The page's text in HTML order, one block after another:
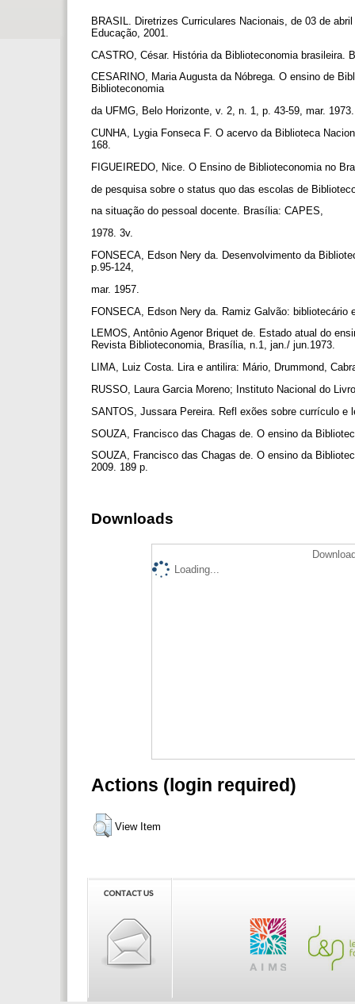
BRASIL. Diretrizes Curriculares Nacionais, de 03 de
Educação, 2001.
CASTRO, César. História da Biblioteconomia brasileira.
CESARINO, Maria Augusta da Nóbrega. O ensino de
Biblioteconomia
da UFMG, Belo Horizonte, v. 2, n. 1, p. 43-59, mar.
CUNHA, Lygia Fonseca F. O acervo da Biblioteca
168.
FIGUEIREDO, Nice. O Ensino de Biblioteconomia no
de pesquisa sobre o status quo das escolas de
na situação do pessoal docente. Brasília: CAPES,
1978. 3v.
FONSECA, Edson Nery da. Desenvolvimento da
p.95-124,
mar. 1957.
FONSECA, Edson Nery da. Ramiz Galvão:
LEMOS, Antônio Agenor Briquet de. Estado atual do
Revista Biblioteconomia, Brasília, n.1, jan./ jun.1973.
LIMA, Luiz Costa. Lira e antilira: Mário, Drummond,
RUSSO, Laura Garcia Moreno; Instituto Nacional do
SANTOS, Jussara Pereira. Refl exões sobre currículo
SOUZA, Francisco das Chagas de. O ensino da
SOUZA, Francisco das Chagas de. O ensino da
2009. 189 p.
Downloads
Loading...
Actions (login required)
View Item